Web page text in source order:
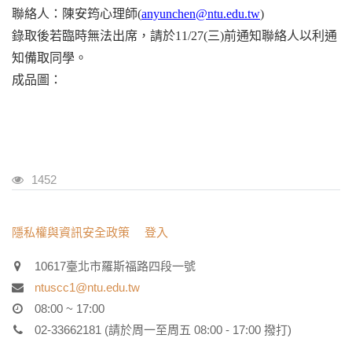
聯絡人：陳安筠心理師(anyunchen@ntu.edu.tw)
錄取後若臨時無法出席，請於11/27(三)前通知聯絡人以利通
知備取同學。
成品圖：
瀏覽人次
1452
:::
隱私權與資訊安全政策 登入
10617臺北市羅斯福路四段一號
ntuscc1@ntu.edu.tw
08:00 ~ 17:00
02-33662181 (請於周一至周五 08:00 - 17:00 撥打)